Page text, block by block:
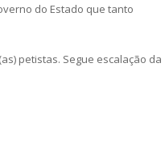
do Estado que tanto
petistas. Segue escalação da